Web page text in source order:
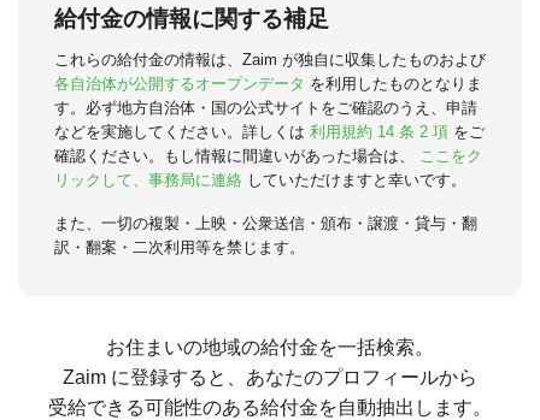
給付金の情報に関する補足
これらの給付金の情報は、Zaim が独自に収集したものおよび
各自治体が公開するオープンデータ を利用したものとなりま
す。必ず地方自治体・国の公式サイトをご確認のうえ、申請
などを実施してください。詳しくは 利用規約 14 条 2 項 をご
確認ください。もし情報に間違いがあった場合は、
ここをク
リックして、事務局に連絡 していただけますと幸いです。
また、一切の複製・上映・公衆送信・頒布・譲渡・貸与・翻
訳・翻案・二次利用等を禁じます。
お住まいの地域の給付金を一括検索。
Zaim に登録すると、あなたのプロフィールから
受給できる可能性のある給付金を自動抽出します。